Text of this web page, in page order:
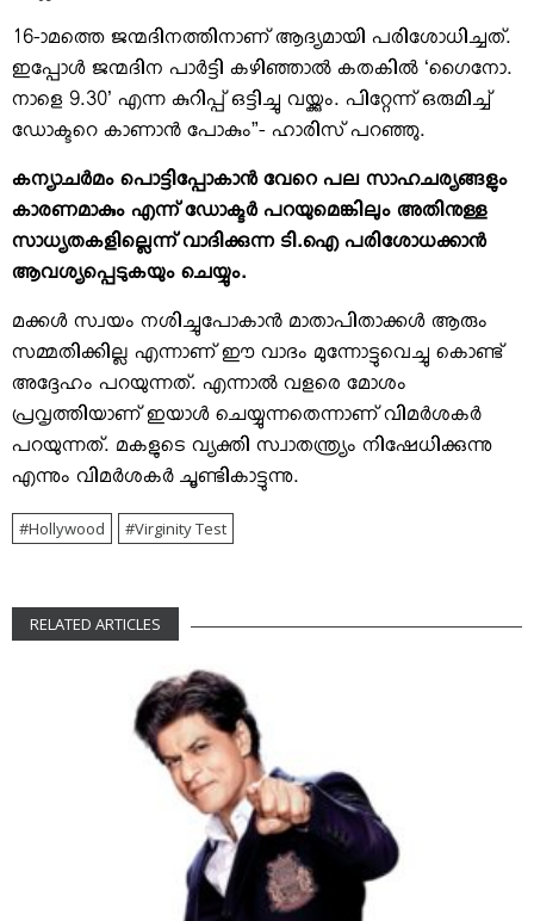
16-ാമത്തെ ജന്മദിനത്തിനാണ് ആദ്യമായി പരിശോധിച്ചത്.
ഇപ്പോള്‍ ജന്മദിന പാര്‍ട്ടി കഴിഞ്ഞാല്‍ കതകില്‍ ‘ഗൈനോ.
നാളെ 9.30’ എന്ന കുറിപ്പ് ഒട്ടിച്ചു വയ്ക്കും. പിറ്റേന്ന് ഒരുമിച്ച്
ഡോക്ടറെ കാണാന്‍ പോകും”- ഹാരിസ് പറഞ്ഞു.
കന്യാചര്‍മം പൊട്ടിപ്പോകാന്‍ വേറെ പല സാഹചര്യങ്ങളും
കാരണമാകും എന്ന് ഡോക്ടര്‍ പറയുമെങ്കിലും അതിനുള്ള
സാധ്യതകളില്ലെന്ന് വാദിക്കുന്ന ടി.ഐ പരിശോധക്കാന്‍
ആവശ്യപ്പെടുകയും ചെയ്യും.
മക്കള്‍ സ്വയം നശിച്ചുപോകാന്‍ മാതാപിതാക്കള്‍ ആരും
സമ്മതിക്കില്ല എന്നാണ് ഈ വാദം മുന്നോട്ടുവെച്ചു കൊണ്ട്
അദ്ദേഹം പറയുന്നത്. എന്നാല്‍ വളരെ മോശം
പ്രവൃത്തിയാണ് ഇയാള്‍ ചെയ്യുന്നതെന്നാണ് വിമര്‍ശകര്‍
പറയുന്നത്. മകളുടെ വ്യക്തി സ്വാതന്ത്ര്യം നിഷേധിക്കുന്നു
എന്നും വിമര്‍ശകര്‍ ചൂണ്ടികാട്ടുന്നു.
Hollywood Virginity Test
RELATED ARTICLES